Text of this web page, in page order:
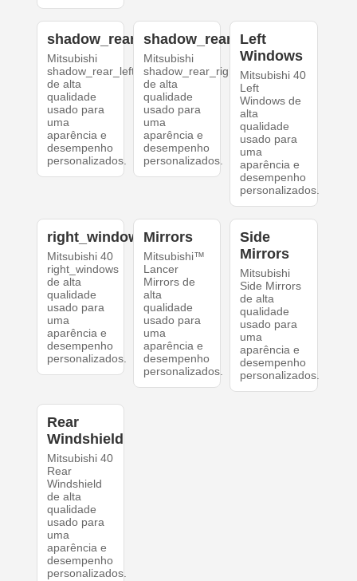
shadow_rear_left
Mitsubishi
shadow_rear_left
de alta
qualidade
usado para
uma
aparência e
desempenho
personalizados.
shadow_rear_right
Mitsubishi
shadow_rear_right
de alta
qualidade
usado para
uma
aparência e
desempenho
personalizados.
Left
Windows
Mitsubishi 40
Left
Windows de
alta
qualidade
usado para
uma
aparência e
desempenho
personalizados.
right_windows
Mitsubishi 40
right_windows
de alta
qualidade
usado para
uma
aparência e
desempenho
personalizados.
Mirrors
Mitsubishi™
Lancer
Mirrors de
alta
qualidade
usado para
uma
aparência e
desempenho
personalizados.
Side
Mirrors
Mitsubishi
Side Mirrors
de alta
qualidade
usado para
uma
aparência e
desempenho
personalizados.
Rear
Windshield
Mitsubishi 40
Rear
Windshield
de alta
qualidade
usado para
uma
aparência e
desempenho
personalizados.